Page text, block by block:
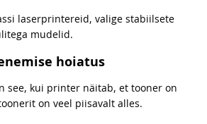
laserprintereid, valige stabiilsete
mudelid.
hoiatus
see, kui printer näitab, et tooner on
on veel piisavalt alles.